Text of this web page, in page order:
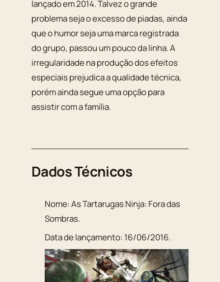
lançado em 2014. Talvez o grande
problema seja o excesso de piadas, ainda
que o humor seja uma marca registrada
do grupo, passou um pouco da linha. A
irregularidade na produção dos efeitos
especiais prejudica a qualidade técnica,
porém ainda segue uma opção para
assistir com a família.
Dados Técnicos
Nome:As Tartarugas Ninja: Fora das
Sombras.
Data de lançamento: 16/06/2016.